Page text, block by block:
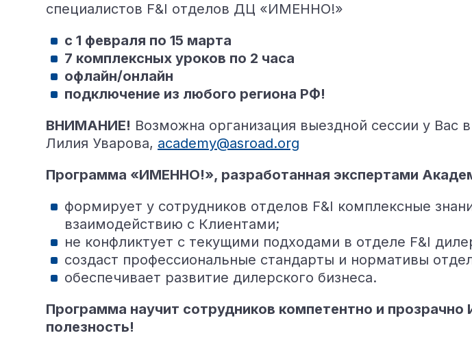
специалистов F&I отделов ДЦ «ИМЕННО!»
с 1 февраля по 15 марта
7 комплексных уроков по 2 часа
офлайн/онлайн
подключение из любого региона РФ!
ВНИМАНИЕ! Возможна организация выездной сессии у
Лилия Уварова, academy@asroad.org
Программа «ИМЕННО!», разработанная экспертами
формирует у сотрудников отделов F&I комплексные
взаимодействию с Клиентами;
не конфликтует с текущими подходами в отделе F&I
cоздаст профессиональные стандарты и нормативы
обеспечивает развитие дилерского бизнеса.
Программа научит сотрудников компетентно и
полезность!